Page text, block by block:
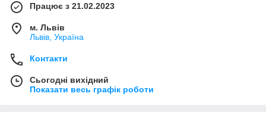
Працює з 21.02.2023
м. Львів
Львів, Україна
Контакти
Сьогодні вихідний
Показати весь графік роботи